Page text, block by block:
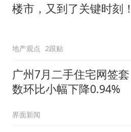
楼市，又到了关键时刻！
地产观点 2跟贴
广州7月二手住宅网签套
数环比小幅下降0.94%
界面新闻